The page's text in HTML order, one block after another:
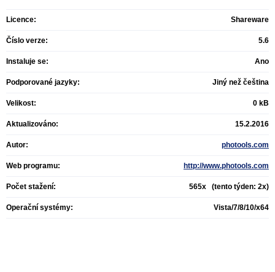
Licence: Shareware
Číslo verze: 5.6
Instaluje se: Ano
Podporované jazyky: Jiný než čeština
Velikost: 0 kB
Aktualizováno: 15.2.2016
Autor: photools.com
Web programu: http://www.photools.com
Počet stažení: 565x (tento týden: 2x)
Operační systémy: Vista/7/8/10/x64